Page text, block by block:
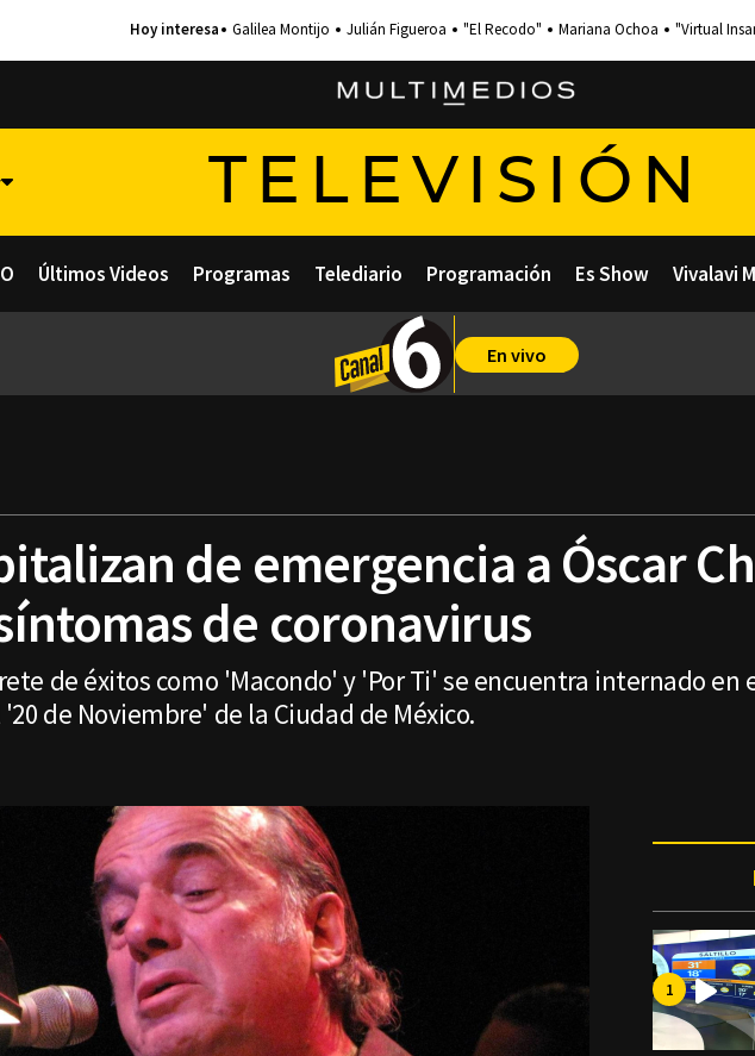
Galilea Montijo Julián Figueroa "El Recodo" Mariana Ochoa "Virtual
TELEVISIÓN
Últimos Videos Programas Telediario Programación Es Show Vivalavi
En vivo
de emergencia a Óscar
de coronavirus
de éxitos como 'Macondo' y 'Por Ti' se encuentra internado en
de Noviembre' de la Ciudad de México.